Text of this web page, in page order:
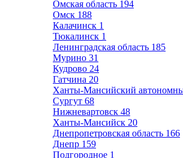
Омская область 194
Омск 188
Калачинск 1
Тюкалинск 1
Ленинградская область 185
Мурино 31
Кудрово 24
Гатчина 20
Ханты-Мансийский
Сургут 68
Нижневартовск 48
Ханты-Мансийск 20
Днепропетровская область 166
Днепр 159
Подгородное 1